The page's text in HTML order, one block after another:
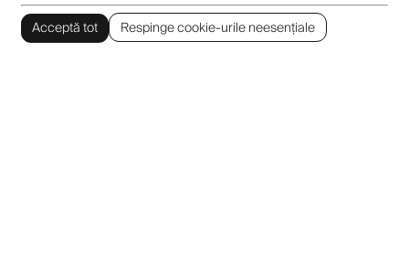
Acceptă tot
Respinge cookie-urile neesențiale